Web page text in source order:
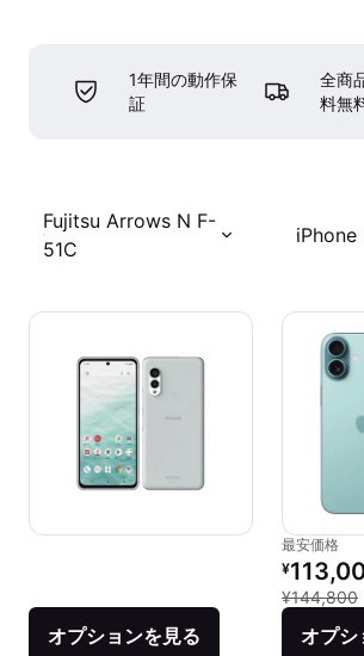
1年間の動作保
証
全商
料無
Fujitsu Arrows N F-
51C
iPhone
オプションを見る
最安価格
リファー
¥
¥144,800
オプシ